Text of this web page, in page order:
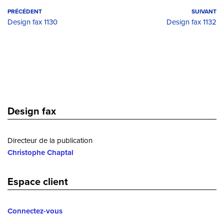
PRÉCÉDENT
Design fax 1130
SUIVANT
Design fax 1132
Design fax
Directeur de la publication
Christophe Chaptal
Espace client
Connectez-vous